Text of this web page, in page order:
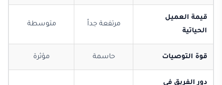
قيمة العميل
الحياتية
مرتفعة جداً متوسطة
قوة التوصيات حاسمة مؤثرة
دور الفريق في